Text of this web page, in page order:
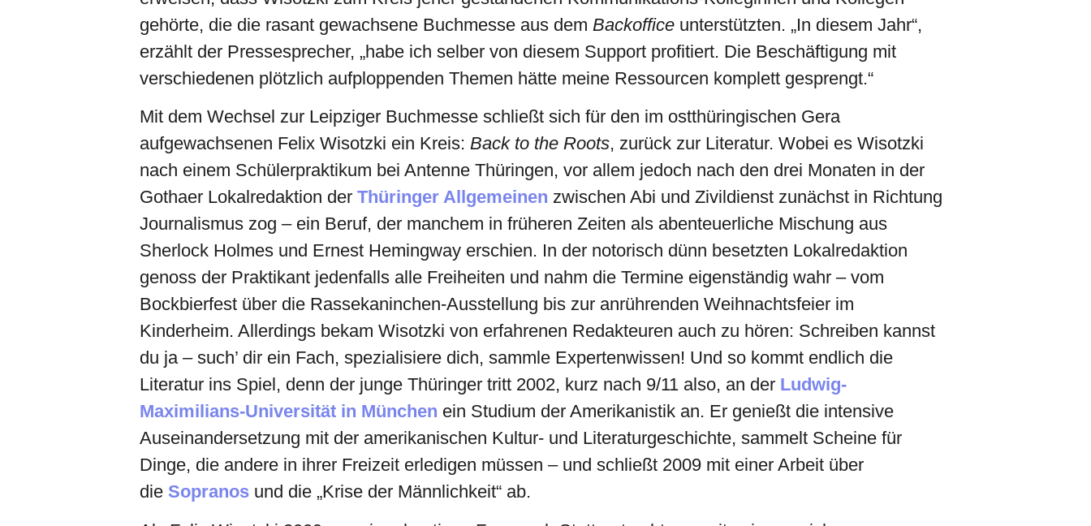
gehörte, die die rasant gewachsene Buchmesse aus dem Backoffice unterstützten. „In diesem Jahr“,
erzählt der Pressesprecher, „habe ich selber von diesem Support profitiert. Die Beschäftigung mit
verschiedenen plötzlich aufploppenden Themen hätte meine Ressourcen komplett gesprengt.“
Mit dem Wechsel zur Leipziger Buchmesse schließt sich für den im ostthüringischen Gera
aufgewachsenen Felix Wisotzki ein Kreis: Back to the Roots, zurück zur Literatur. Wobei es Wisotzki
nach einem Schülerpraktikum bei Antenne Thüringen, vor allem jedoch nach den drei Monaten in der
Gothaer Lokalredaktion der Thüringer Allgemeinen zwischen Abi und Zivildienst zunächst in Richtung
Journalismus zog – ein Beruf, der manchem in früheren Zeiten als abenteuerliche Mischung aus
Sherlock Holmes und Ernest Hemingway erschien. In der notorisch dünn besetzten Lokalredaktion
genoss der Praktikant jedenfalls alle Freiheiten und nahm die Termine eigenständig wahr – vom
Bockbierfest über die Rassekaninchen-Ausstellung bis zur anrührenden Weihnachtsfeier im
Kinderheim. Allerdings bekam Wisotzki von erfahrenen Redakteuren auch zu hören: Schreiben kannst
du ja – such’ dir ein Fach, spezialisiere dich, sammle Expertenwissen! Und so kommt endlich die
Literatur ins Spiel, denn der junge Thüringer tritt 2002, kurz nach 9/11 also, an der Ludwig-
Maximilians-Universität in München ein Studium der Amerikanistik an. Er genießt die intensive
Auseinandersetzung mit der amerikanischen Kultur- und Literaturgeschichte, sammelt Scheine für
Dinge, die andere in ihrer Freizeit erledigen müssen – und schließt 2009 mit einer Arbeit über
die Sopranos und die „Krise der Männlichkeit“ ab.